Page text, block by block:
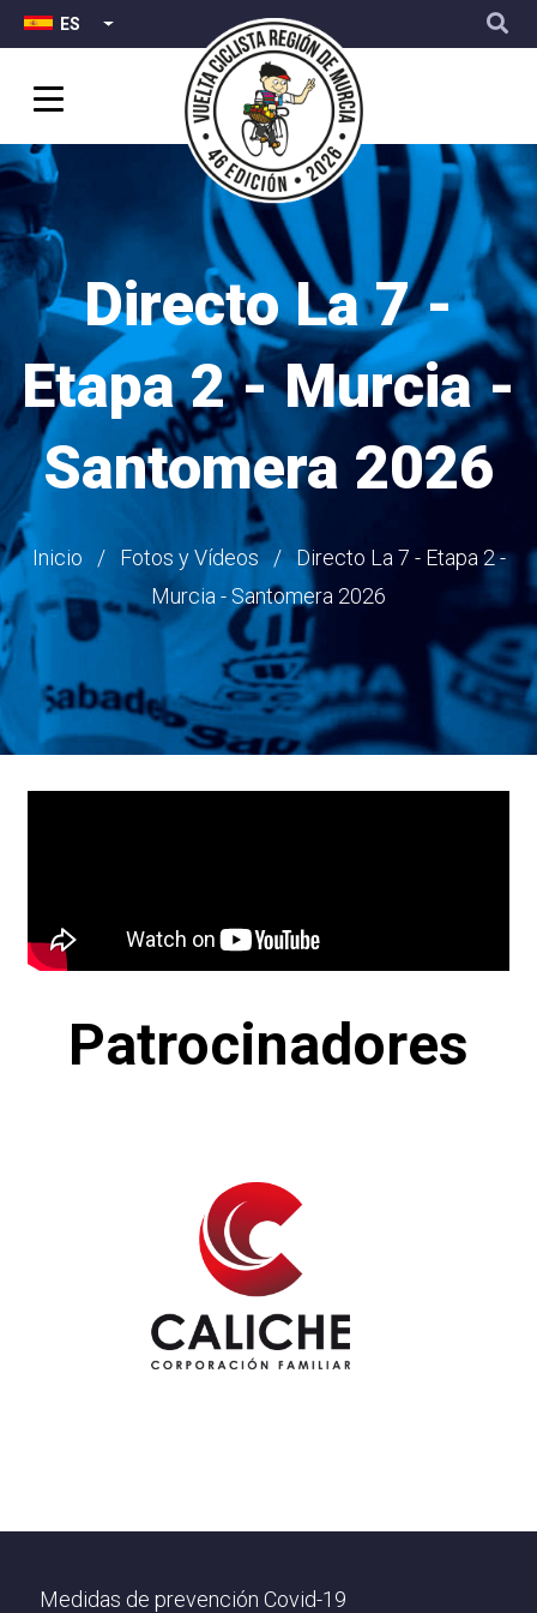
Pasar
al
principal
Top
Menu
ES LISTA ADICIONAL DE ACCIONES
account
Directo La 7 -
Etapa 2 - Murcia -
Santomera 2026
Ruta
de
navegación
Inicio Fotos y Vídeos
Directo La 7 - Etapa 2 -
Murcia - Santomera 2026
Patrocinadores
Footer
Medidas de prevención Covid-19